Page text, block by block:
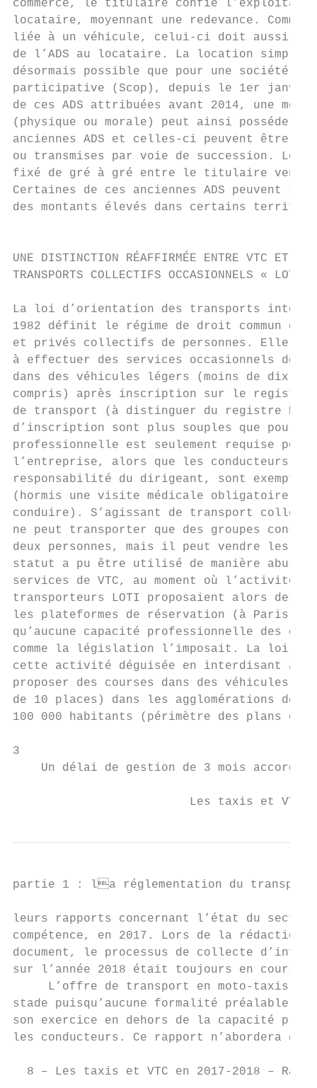
commerce, le titulaire confie
locataire, moyennant une redevance.
liée à un véhicule, celui-ci doit aussi
de l’ADS au locataire. La location simple
désormais possible que pour une société
participative (Scop), depuis le 1er janvier
de ces ADS attribuées avant 2014, une
(physique ou morale) peut ainsi posséder
anciennes ADS et celles-ci peuvent
ou transmises par voie de succession.
fixé de gré à gré entre le titulaire
Certaines de ces anciennes ADS
des montants élevés dans certains
UNE DISTINCTION RÉAFFIRMÉE
TRANSPORTS COLLECTIFS
La loi d’orientation des transports
1982 définit le régime de droit commun
et privés collectifs de personnes. Elle
à effectuer des services
dans des véhicules légers (moins de
compris) après inscription sur le
de transport (à distinguer du registre
d’inscription sont plus souples que
professionnelle est seulement
l’entreprise, alors que les
responsabilité du dirigeant, sont
(hormis une visite médicale
conduire). S’agissant de transport
ne peut transporter que des groupes
deux personnes, mais il peut vendre les
statut a pu être utilisé de manière
services de VTC, au moment où
transporteurs LOTI proposaient alors
les plateformes de réservation (à Paris
qu’aucune capacité professionnelle
comme la législation l’imposait. La loi
cette activité déguisée en interdisant
proposer des courses dans des
de 10 places) dans les
100 000 habitants (périmètre des plans
3
Un délai de gestion de 3 mois accordé
Les taxis et VTC
partie 1 : la réglementation du
leurs rapports concernant l’état du
compétence, en 2017. Lors de la
document, le processus de collecte
sur l’année 2018 était toujours en
L’offre de transport en moto-taxis
stade puisqu’aucune formalité
son exercice en dehors de la capacité
les conducteurs. Ce rapport n’abordera
8 – Les taxis et VTC en 2017-2018 –